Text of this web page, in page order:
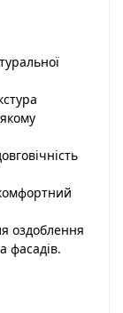
оздоблення
фасадів.